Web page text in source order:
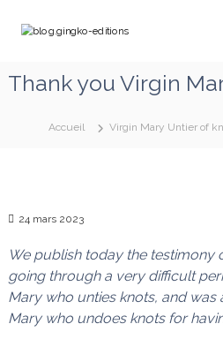
g
g
-
e
d
i
m
i
o
a
i
e
q
Thank you Virgin
Accueil Virgin Mary Untier of
24 mars 2023
We publish today the testimony
going through a very difficult
Mary who unties knots, and was
Mary who undoes knots for